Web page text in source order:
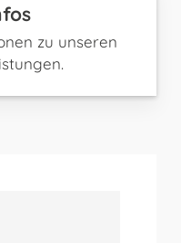
zu unseren